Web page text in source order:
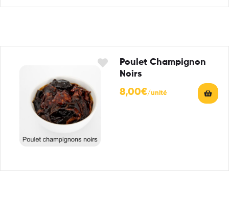
Poulet Champignon
Noirs
8,00€